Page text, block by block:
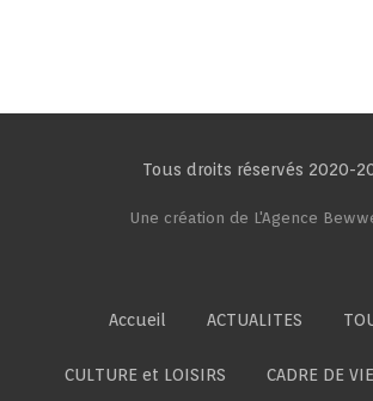
Tous droits réservés 2020-
Une création de L'Agence
Accueil ACTUALITES
CULTURE et LOISIRS CADRE DE VIE